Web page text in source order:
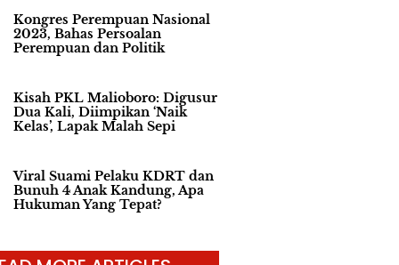
Kongres Perempuan Nasional
2023, Bahas Persoalan
Perempuan dan Politik
Kisah PKL Malioboro: Digusur
Dua Kali, Diimpikan ‘Naik
Kelas’, Lapak Malah Sepi
Viral Suami Pelaku KDRT dan
Bunuh 4 Anak Kandung, Apa
Hukuman Yang Tepat?